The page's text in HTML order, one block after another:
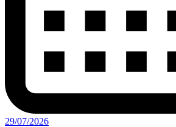
29/07/2026